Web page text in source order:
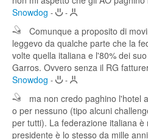
Snowdog - -
Comunque a proposito di
leggevo da qualche parte che la
volte quella italiana e l'80% dei
Garros. Ovvero senza il RG
Snowdog - -
ma non credo paghino l'hotel
o per nessuno (tipo alcuni
per tutti). La federazione italiana è
presidente è lo stesso da mille